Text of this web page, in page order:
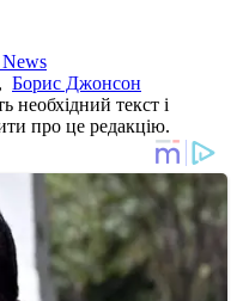
, Борис Джонсон
необхідний текст і
про це редакцію.